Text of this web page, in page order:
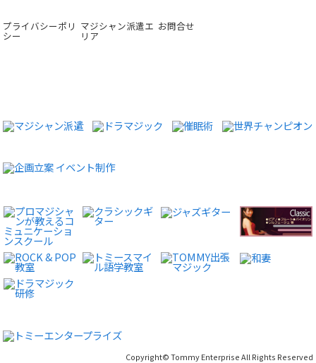
プライバシーポリ
シー
マジシャン派遣エ
リア
お問合せ
Copyright© Tommy Enterprise All Rights Reserved